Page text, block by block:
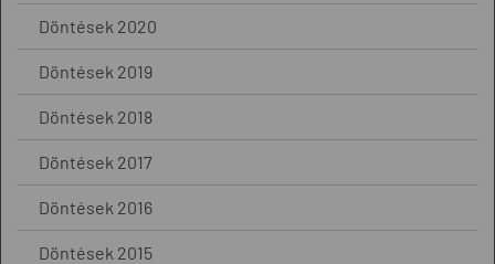
Döntések 2020
Döntések 2019
Döntések 2018
Döntések 2017
Döntések 2016
Döntések 2015